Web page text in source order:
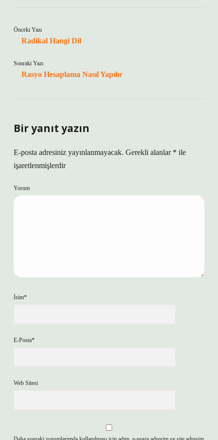
Önceki Yazı
Radikal Hangi Dil
Sonraki Yazı
Rasyo Hesaplama Nasıl Yapılır
Bir yanıt yazın
E-posta adresiniz yayınlanmayacak. Gerekli alanlar * ile
işaretlenmişlerdir
Yorum
İsim*
E-Posta*
Web Sitesi